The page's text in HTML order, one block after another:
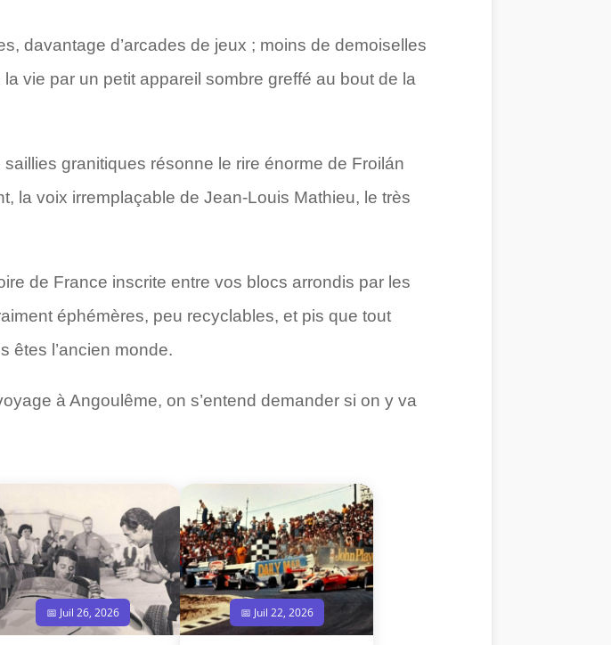
davantage d’arcades de jeux ; moins de demoiselles
vie par un petit appareil sombre greffé au bout de la
granitiques résonne le rire énorme de Froilán
la voix irremplaçable de Jean-Louis Mathieu, le très
de France inscrite entre vos blocs arrondis par les
éphémères, peu recyclables, et pis que tout
êtes l’ancien monde.
à Angoulême, on s’entend demander si on y va
📅 Juil 26, 2026 📅 Juil 22, 2026